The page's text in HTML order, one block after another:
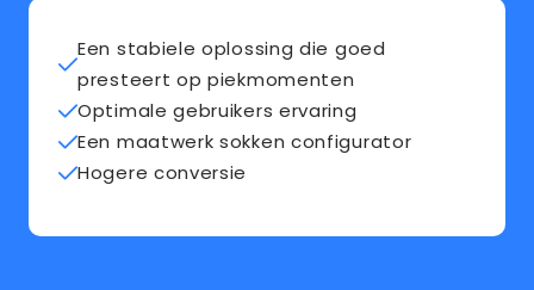
Een stabiele oplossing die goed
presteert op piekmomenten
Optimale gebruikers ervaring
Een maatwerk sokken configurator
Hogere conversie